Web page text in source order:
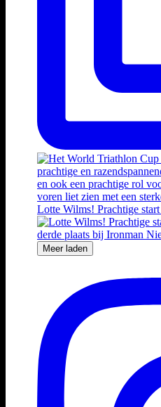
Lotte Wilms! Prachtige
Meer laden